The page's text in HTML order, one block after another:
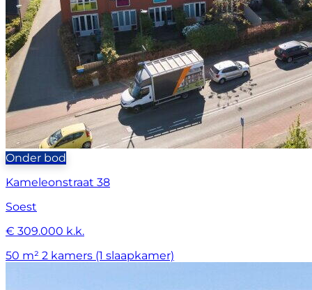
Onder bod
Kameleonstraat 38
Soest
€ 309.000 k.k.
50 m² 2 kamers (1 slaapkamer)